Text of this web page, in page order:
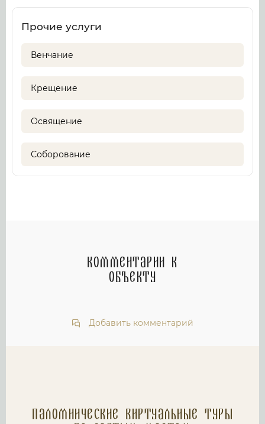
Прочие услуги
Венчание
Крещение
Освящение
Соборование
Комментарии к
объекту
Добавить комментарий
Паломнические Виртуальные туры